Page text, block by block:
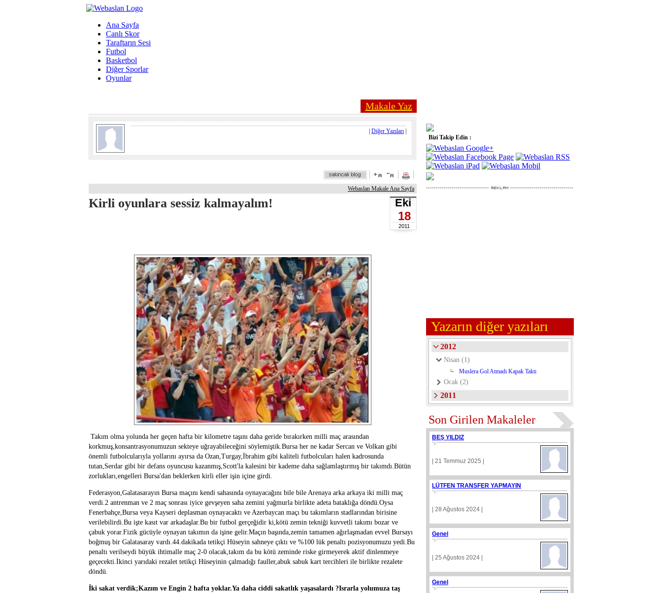
Ana Sayfa
Canlı Skor
Taraftarın Sesi
Futbol
Basketbol
Diğer Sporlar
Oyunlar
Makale Yaz
Diğer Yazıları
Webaslan Makale Ana Sayfa
Kirli oyunlara sessiz kalmayalım! Eki
18
2011
Takım olma yolunda her geçen hafta bir kilometre taşını daha geride bırakırken milli maç arasından
korkmuş,konsantrasyonumuzun sekteye uğrayabileceğini söylemiştik.Bursa her ne kadar Sercan ve Volkan gibi
önemli futbolcularıyla yollarını ayırsa da Ozan,Turgay,İbrahim gibi kaliteli futbolcuları halen kadrosunda
tutan,Serdar gibi bir defans oyuncusu kazanmış,Scott'la kalesini bir kademe daha sağlamlaştırmış bir takımdı.Bütün
zorlukları,engelleri Bursa'dan beklerken kirli eller işin içine girdi.
Federasyon,Galatasarayın Bursa maçını kendi sahasında oynayacağını bile bile Arenaya arka arkaya iki milli maç
verdi.2 antrenman ve 2 maç sonrası iyice gevşeyen saha zemini yağmurla birlikte adeta bataklığa döndü.Oysa
Fenerbahçe,Bursa veya Kayseri deplasman oynayacaktı ve Azerbaycan maçı bu takımların stadlarından birisine
verilebilirdi.Bu işte kasıt var arkadaşlar.Bu bir futbol gerçeğidir ki,kötü zemin tekniği kuvvetli takımı bozar ve
çabuk yorar.Fizik gücüyle oynayan takımın da işine gelir.Maçın başında,zemin tamamen ağırlaşmadan evvel Bursayı
boğmuş bir Galatasaray vardı.44.dakikada tetikçi Hüseyin sahneye çıktı ve %100 lük penaltı pozisyonumuzu yedi.Bu
penaltı verilseydi büyük ihtimalle maç 2-0 olacak,takım da bu kötü zeminde riske girmeyerek aktif dinlenmeye
geçecekti.İkinci yarıdaki rezalet tetikçi Hüseyinin çalmadığı fauller,abuk sabuk kart tercihleri ile birlikte rezalete
döndü.
İki sakat verdik;Kazım ve Engin 2 hafta yoklar.Ya daha ciddi sakatlık yaşasalardı ?Israrla yolumuza taş
Bizi Takip Edin :
Yazarın diğer yazıları
2012
Nisan (1)
Muslera Gol Atmadı Kapak Taktı
Ocak (2)
2011
Son Girilen Makaleler
BEŞ YILDIZ
| 21 Temmuz 2025 |
LÜTFEN TRANSFER YAPMAYIN
| 28 Ağustos 2024 |
Genel
| 25 Ağustos 2024 |
Genel